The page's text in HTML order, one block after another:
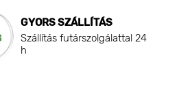
GYORS SZÁLLÍTÁS
Szállítás futárszolgálattal 24
h